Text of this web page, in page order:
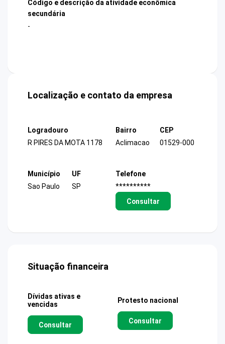
Código e descrição da atividade econômica
secundária
-
Localização e contato da empresa
Logradouro
R PIRES DA MOTA 1178
Bairro
Aclimacao
CEP
01529-000
Município
Sao Paulo
UF
SP
Telefone
**********
Consultar
Situação financeira
Dívidas ativas e
vencidas
Consultar
Protesto nacional
Consultar